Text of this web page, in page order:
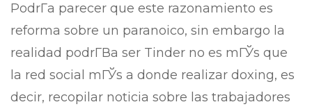
PodrГ­a parecer que este razonamiento es
reforma sobre un paranoico, sin embargo la
realidad podrГ­В­a ser Tinder no es mГЎs que
la red social mГЎs a donde realizar doxing, es
decir, recopilar noticia sobre las trabajadores